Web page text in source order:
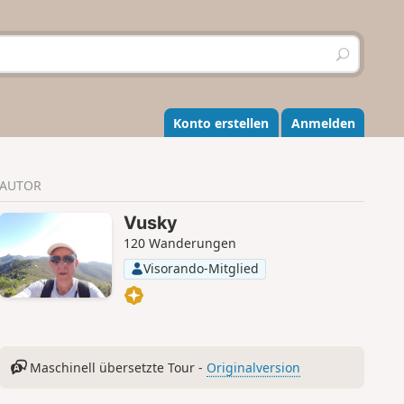
S
u
h
e
n
Konto erstellen Anmelden
AUTOR
Vusky
120 Wanderungen
Visorando-Mitglied
Maschinell übersetzte Tour - Originalversion